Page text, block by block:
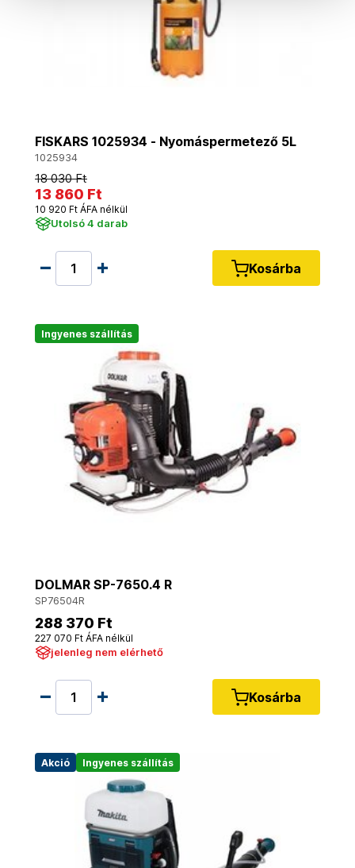
FISKARS 1025934 - Nyomáspermetező 5L
1025934
18 030 Ft
13 860 Ft
10 920 Ft ÁFA nélkül
Utolsó 4 darab
Kosárba
Ingyenes szállítás
DOLMAR SP-7650.4 R
SP76504R
288 370 Ft
227 070 Ft ÁFA nélkül
jelenleg nem elérhető
Kosárba
Akció Ingyenes szállítás